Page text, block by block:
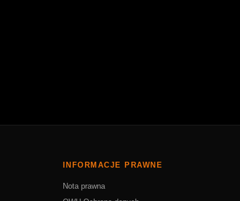
INFORMACJE PRAWNE
Nota prawna